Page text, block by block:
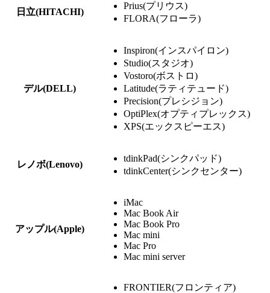
日立(HITACHI)
Prius(プリウス)
FLORA(フローラ)
デル(DELL)
Inspiron(インスパイロン)
Studio(スタジオ)
Vostoro(ボストロ)
Latitude(ラティテュード)
Precision(プレシジョン)
OptiPlex(オプティプレックス)
XPS(エックスピーエス)
レノボ(Lenovo)
tdinkPad(シンクパッド)
tdinkCenter(シンクセンター)
アップル(Apple)
iMac
Mac Book Air
Mac Book Pro
Mac mini
Mac Pro
Mac mini server
FRONTIER(フロンティア)